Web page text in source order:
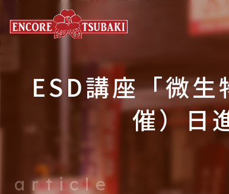
article
ESD講座「微
催）日